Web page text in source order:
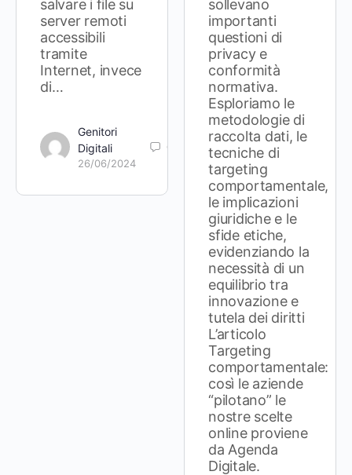
salvare i file su
server remoti
accessibili
tramite
Internet, invece
di…
Genitori
Digitali
26/06/2024
0
sollevano
importanti
questioni di
privacy e
conformità
normativa.
Esploriamo le
metodologie di
raccolta dati, le
tecniche di
targeting
comportamentale,
le implicazioni
giuridiche e le
sfide etiche,
evidenziando la
necessità di un
equilibrio tra
innovazione e
tutela dei diritti
L’articolo
Targeting
comportamentale:
così le aziende
“pilotano” le
nostre scelte
online proviene
da Agenda
Digitale.